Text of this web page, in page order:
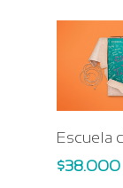
Add
Escuela
$38.000